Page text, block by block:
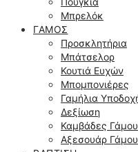
Μπρελόκ
ΓΆΜΟΣ
Προσκλητήρια
Μπάτσελορ
Κουτιά Ευχών
Μπομπονιέρες
Γαμήλια
Δεξίωση
Καμβάδες Γάμου
Αξεσουάρ Γάμου